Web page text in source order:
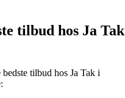
tilbud hos Ja Tak
tilbud hos Ja Tak i